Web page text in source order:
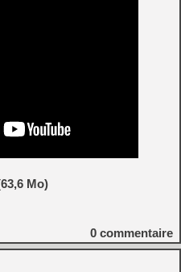
Mo)
0 commentaire